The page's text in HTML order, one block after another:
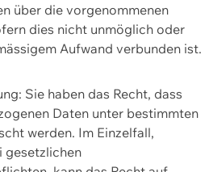
über die vorgenommenen
dies nicht unmöglich oder
Aufwand verbunden ist.
Sie haben das Recht, dass
Daten unter bestimmten
werden. Im Einzelfall,
gesetzlichen